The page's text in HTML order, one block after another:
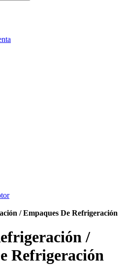
/ Empaques De Refrigeración
/
Refrigeración